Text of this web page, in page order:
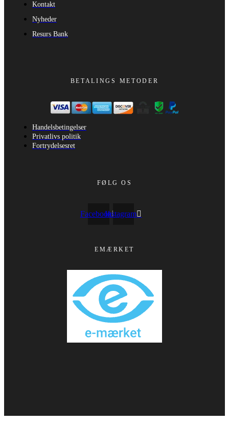
Kontakt
Nyheder
Resurs Bank
BETALINGS METODER
Handelsbetingelser
Privatlivs politik
Fortrydelsesret
FØLG OS
FacebookInstagram
EMÆRKET